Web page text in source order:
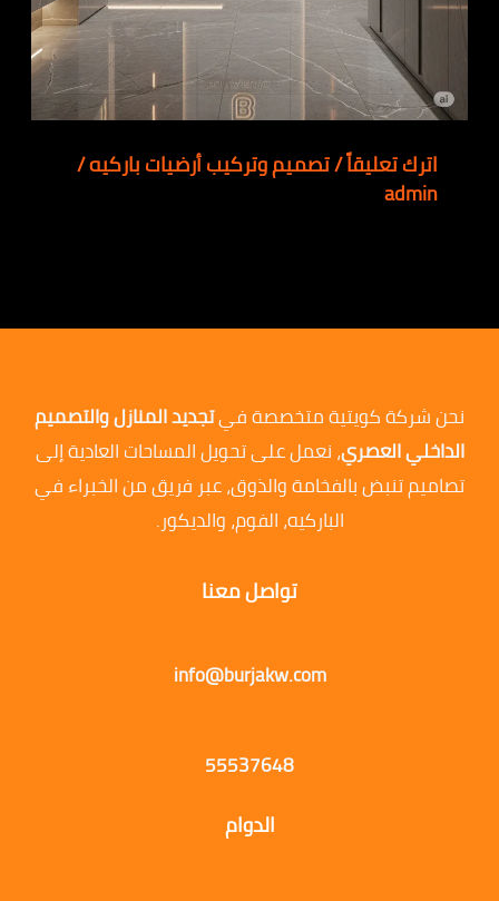
اترك تعليقاً/تصميم وتركيب أرضيات باركيه/
admin
نحن شركة كويتية متخصصة فيتجديد المنازل والتصميم
الداخلي العصري، نعمل على تحويل المساحات العادية إلى
تصاميم تنبض بالفخامة والذوق، عبر فريق من الخبراء في
الباركيه، الفوم، والديكور.
تواصل معنا
info@burjakw.com
55537648
الدوام